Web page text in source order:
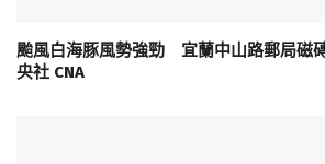
颱風白海豚風勢強勁 宜蘭中山路郵局磁
央社 CNA